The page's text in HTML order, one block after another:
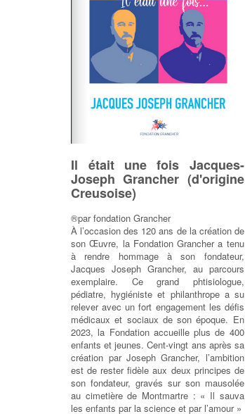
Il était une fois Jacques-
Joseph Grancher (d'origine
Creusoise)
®par fondation Grancher
À l’occasion des 120 ans de la création de
son Œuvre, la Fondation Grancher a tenu
à rendre hommage à son fondateur,
Jacques Joseph Grancher, au parcours
exemplaire. Ce grand phtisiologue,
pédiatre, hygiéniste et philanthrope a su
relever avec un fort engagement les défis
médicaux et sociaux de son époque. En
2023, la Fondation accueille plus de 400
enfants et jeunes. Cent-vingt ans après sa
création par Joseph Grancher, l’ambition
est de rester fidèle aux deux principes de
son fondateur, gravés sur son mausolée
au cimetière de Montmartre : « Il sauva
les enfants par la science et par l’amour »